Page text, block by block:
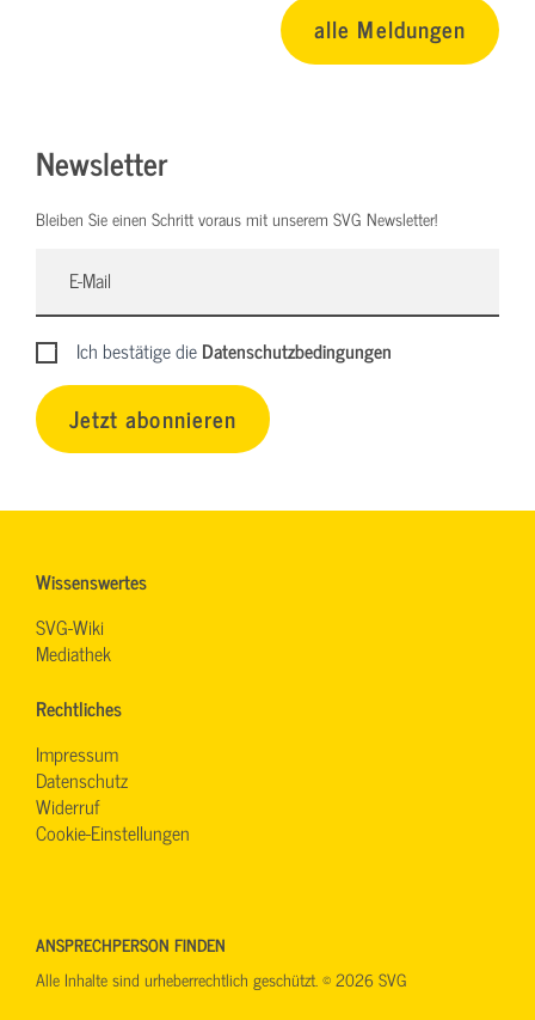
alle Meldungen
Newsletter
Bleiben Sie einen Schritt voraus mit unserem SVG Newsletter!
Ich bestätige dieDatenschutzbedingungen
Jetzt abonnieren
Wissenswertes
SVG-Wiki
Mediathek
Rechtliches
Impressum
Datenschutz
Widerruf
Cookie-Einstellungen
ANSPRECHPERSON FINDEN
Alle Inhalte sind urheberrechtlich geschützt. © 2026 SVG